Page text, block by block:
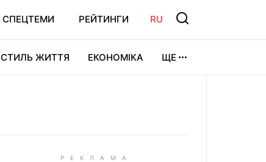
СПЕЦТЕМИ РЕЙТИНГИ RU
СТИЛЬ ЖИТТЯ ЕКОНОМІКА ЩЕ